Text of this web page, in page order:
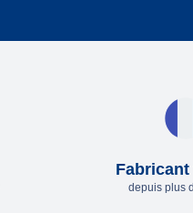
depuis plus